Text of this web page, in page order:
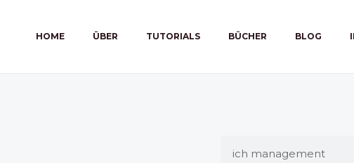
HOME ÜBER TUTORIALS BÜCHER BLOG